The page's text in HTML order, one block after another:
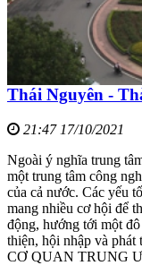
Thái Nguyên -
21:47 17/10/2021
Ngoài ý nghĩa trung
một trung tâm công
của cả nước. Các yếu
mang nhiều cơ hội để
động, hướng tới một
thiện, hội nhập và phát
CƠ QUAN TRUNG